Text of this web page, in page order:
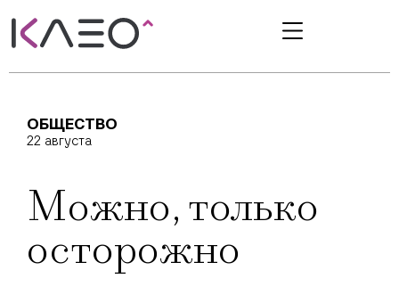
ОБЩЕСТВО
22 августа
Можно, только
осторожно